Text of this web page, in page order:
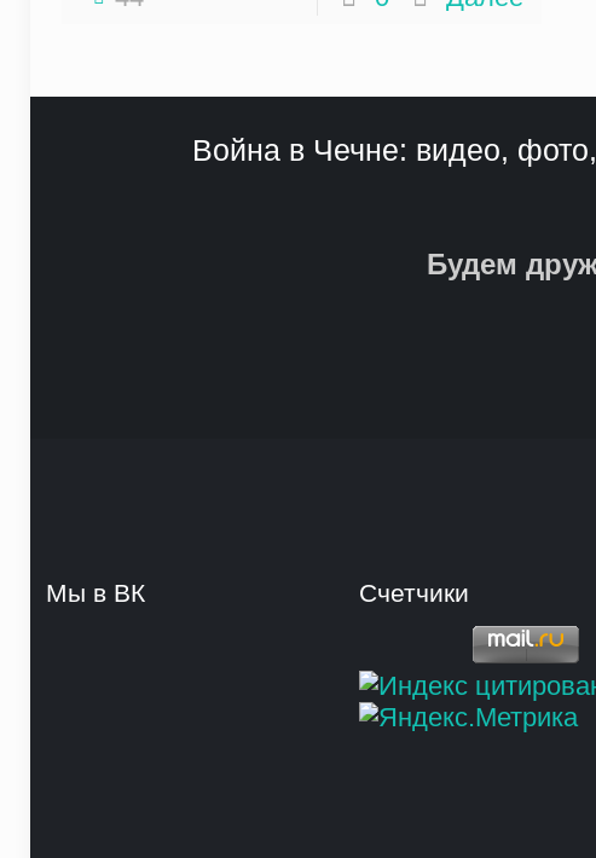
Война в Чечне: видео,
Будем
Мы в ВК Счетчики